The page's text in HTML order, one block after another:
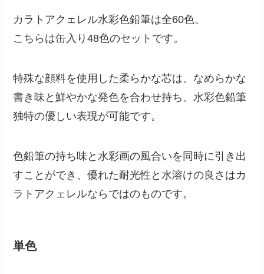
カラトアクェレル水彩色鉛筆は全60色。
こちらは缶入り48色のセットです。
特殊な顔料を使用した柔らかな芯は、なめらかな
書き味と鮮やかな発色を合わせ持ち、水彩色鉛筆
独特の優しい表現が可能です。
色鉛筆の持ち味と水彩画の風合いを同時に引き出
すことができ、優れた耐光性と水溶けの良さはカ
ラトアクェレルならではのものです。
単色